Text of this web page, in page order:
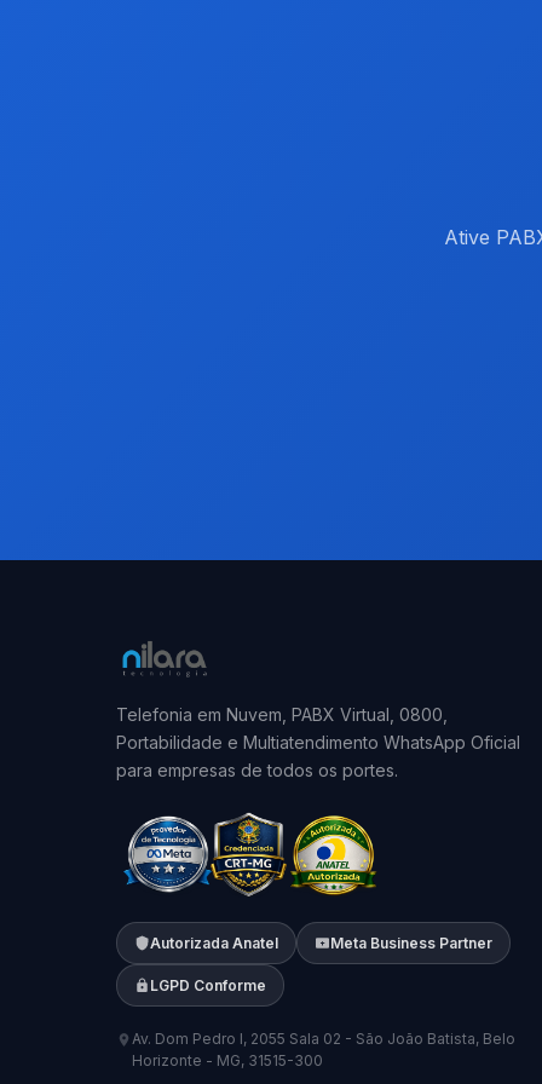
Ative
Telefonia em Nuvem, PABX Virtual, 0800,
Portabilidade e Multiatendimento WhatsApp Oficial
para empresas de todos os portes.
Autorizada Anatel Meta Business Partner
LGPD Conforme
Av. Dom Pedro I, 2055 Sala 02 - São João Batista, Belo
Horizonte - MG, 31515-300